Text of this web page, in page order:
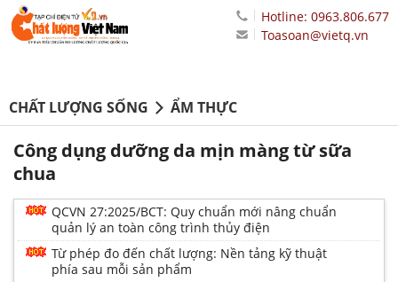
Hotline: 0963.806.677
Toasoan@vietq.vn
CHẤT LƯỢNG SỐNG ẨM THỰC
Công dụng dưỡng da mịn màng từ sữa
chua
QCVN 27:2025/BCT: Quy chuẩn mới nâng chuẩn
quản lý an toàn công trình thủy điện
Từ phép đo đến chất lượng: Nền tảng kỹ thuật
phía sau mỗi sản phẩm